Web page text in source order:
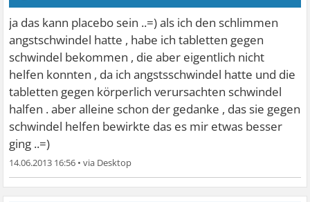
ja das kann placebo sein ..=) als ich den schlimmen
angstschwindel hatte , habe ich tabletten gegen
schwindel bekommen , die aber eigentlich nicht
helfen konnten , da ich angstsschwindel hatte und die
tabletten gegen körperlich verursachten schwindel
halfen . aber alleine schon der gedanke , das sie gegen
schwindel helfen bewirkte das es mir etwas besser
ging ..=)
14.06.2013 16:56 •